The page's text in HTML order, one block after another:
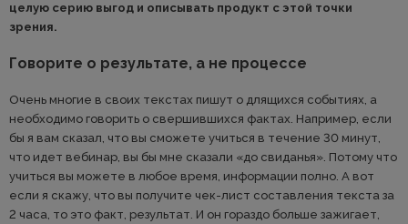
целую серию выгод и описывать продукт с этой точки
зрения.
Говорите о результате, а не процессе
Очень многие в своих текстах пишут о длящихся событиях, а
необходимо говорить о свершившихся фактах. Например, если
бы я вам сказал, что вы сможете учиться в течение 30 минут,
что идет вебинар, вы бы мне сказали «до свиданья». Потому что
учиться вы можете в любое время, информации полно. А вот
если я скажу, что вы получите чек-лист составления текста за
2 часа, то это факт, результат. И он гораздо больше зажигает,